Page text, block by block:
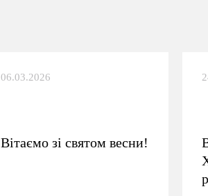
06.03.2026
Вітаємо зі святом весни!